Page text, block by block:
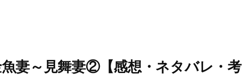
魚妻～見舞妻②【感想・ネタバレ・考